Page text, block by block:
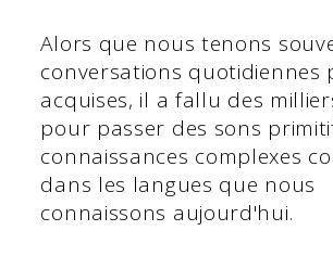
Alors que nous tenons
conversations quotidiennes
acquises, il a fallu des
pour passer des sons
connaissances complexes
dans les langues que nous
connaissons aujourd'hui.